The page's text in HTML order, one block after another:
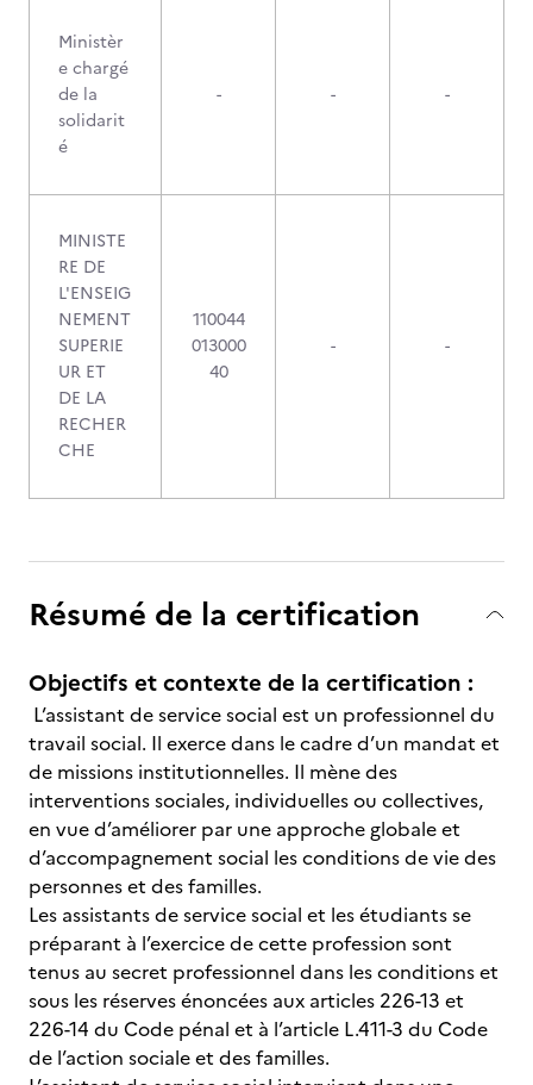
Ministèr
e chargé
de la
solidarit
é
- - -
MINISTE
RE DE
L'ENSEIG
NEMENT
SUPERIE
UR ET
DE LA
RECHER
CHE
110044
013000
40
- -
Résumé de la certification
Objectifs et contexte de la certification :
L’assistant de service social est un professionnel du
travail social. Il exerce dans le cadre d’un mandat et
de missions institutionnelles. Il mène des
interventions sociales, individuelles ou collectives,
en vue d’améliorer par une approche globale et
d’accompagnement social les conditions de vie des
personnes et des familles.
Les assistants de service social et les étudiants se
préparant à l’exercice de cette profession sont
tenus au secret professionnel dans les conditions et
sous les réserves énoncées aux articles 226-13 et
226-14 du Code pénal et à l’article L.411-3 du Code
de l’action sociale et des familles.